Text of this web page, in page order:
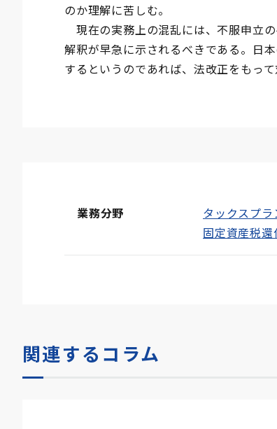
のか理解に苦しむ。
現在の実務上の混乱には、不服申立
解釈が早急に示されるべきである。日
するというのであれば、法改正をもって
業務分野 タックスプ
固定資産税還
関連するコラム